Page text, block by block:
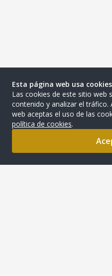
Esta página web usa cookies
Las cookies de este sitio web
contenido y analizar el
web aceptas el uso de las
política de cookies.